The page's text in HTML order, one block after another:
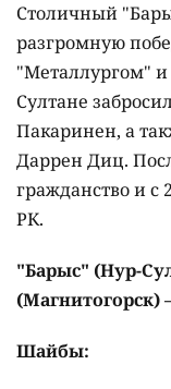
Столичный
разгромную
"Металлургом"
Султане
Пакаринен, а
Даррен Диц.
гражданство и с
РК.
"Барыс" (Нур-
(Магнитогорск)
Шайбы: